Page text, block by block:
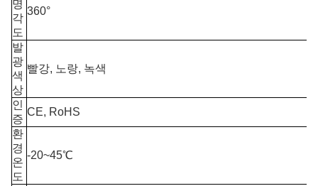
명
각
도
360°
발
광
색
상
빨강, 노랑, 녹색
인
증
CE, RoHS
환
경
온
도
-20~45℃